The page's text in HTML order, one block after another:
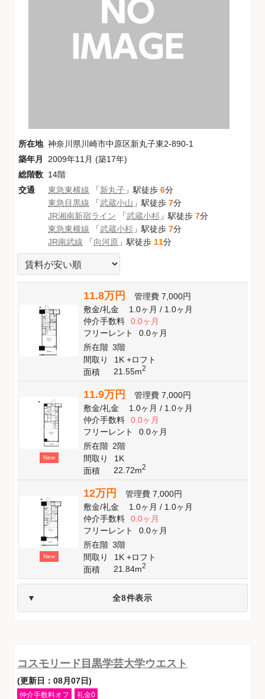
所在地 神奈川県川崎市中原区新丸子東2-890-1
築年月
2009年11月 (築17年)
総階数 14階
交通
東急東横線 「新丸子 」駅徒歩 6分
東急目黒線 「武蔵小山 」駅徒歩 7分
JR湘南新宿ライン 「武蔵小杉 」駅徒歩 7分
東急東横線 「武蔵小杉 」駅徒歩 7分
JR南武線 「向河原 」駅徒歩 11分
11.8万円 管理費 7,000円
敷金/礼金 1.0ヶ月/ 1.0ヶ月
仲介手数料
0.0ヶ月
フリーレント
0.0ヶ月
所在階 3階
間取り
1K +ロフト
面積
21.55m2
New
11.9万円 管理費 7,000円
敷金/礼金 1.0ヶ月/ 1.0ヶ月
仲介手数料
0.0ヶ月
フリーレント
0.0ヶ月
所在階 2階
間取り
1K
面積
22.72m2
New
12万円 管理費 7,000円
敷金/礼金 1.0ヶ月/ 1.0ヶ月
仲介手数料
0.0ヶ月
フリーレント
0.0ヶ月
所在階 3階
間取り
1K +ロフト
面積
21.84m2
全8件表示
コスモリード目黒学芸大学ウエスト
(更新日：08月07日)
仲介手数料オフ 礼金0